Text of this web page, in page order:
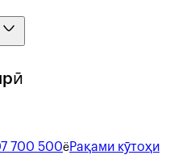
700 500ёРақами кӯтоҳи